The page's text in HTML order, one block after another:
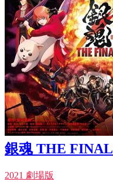
銀魂 THE FINAL
2021 劇場版